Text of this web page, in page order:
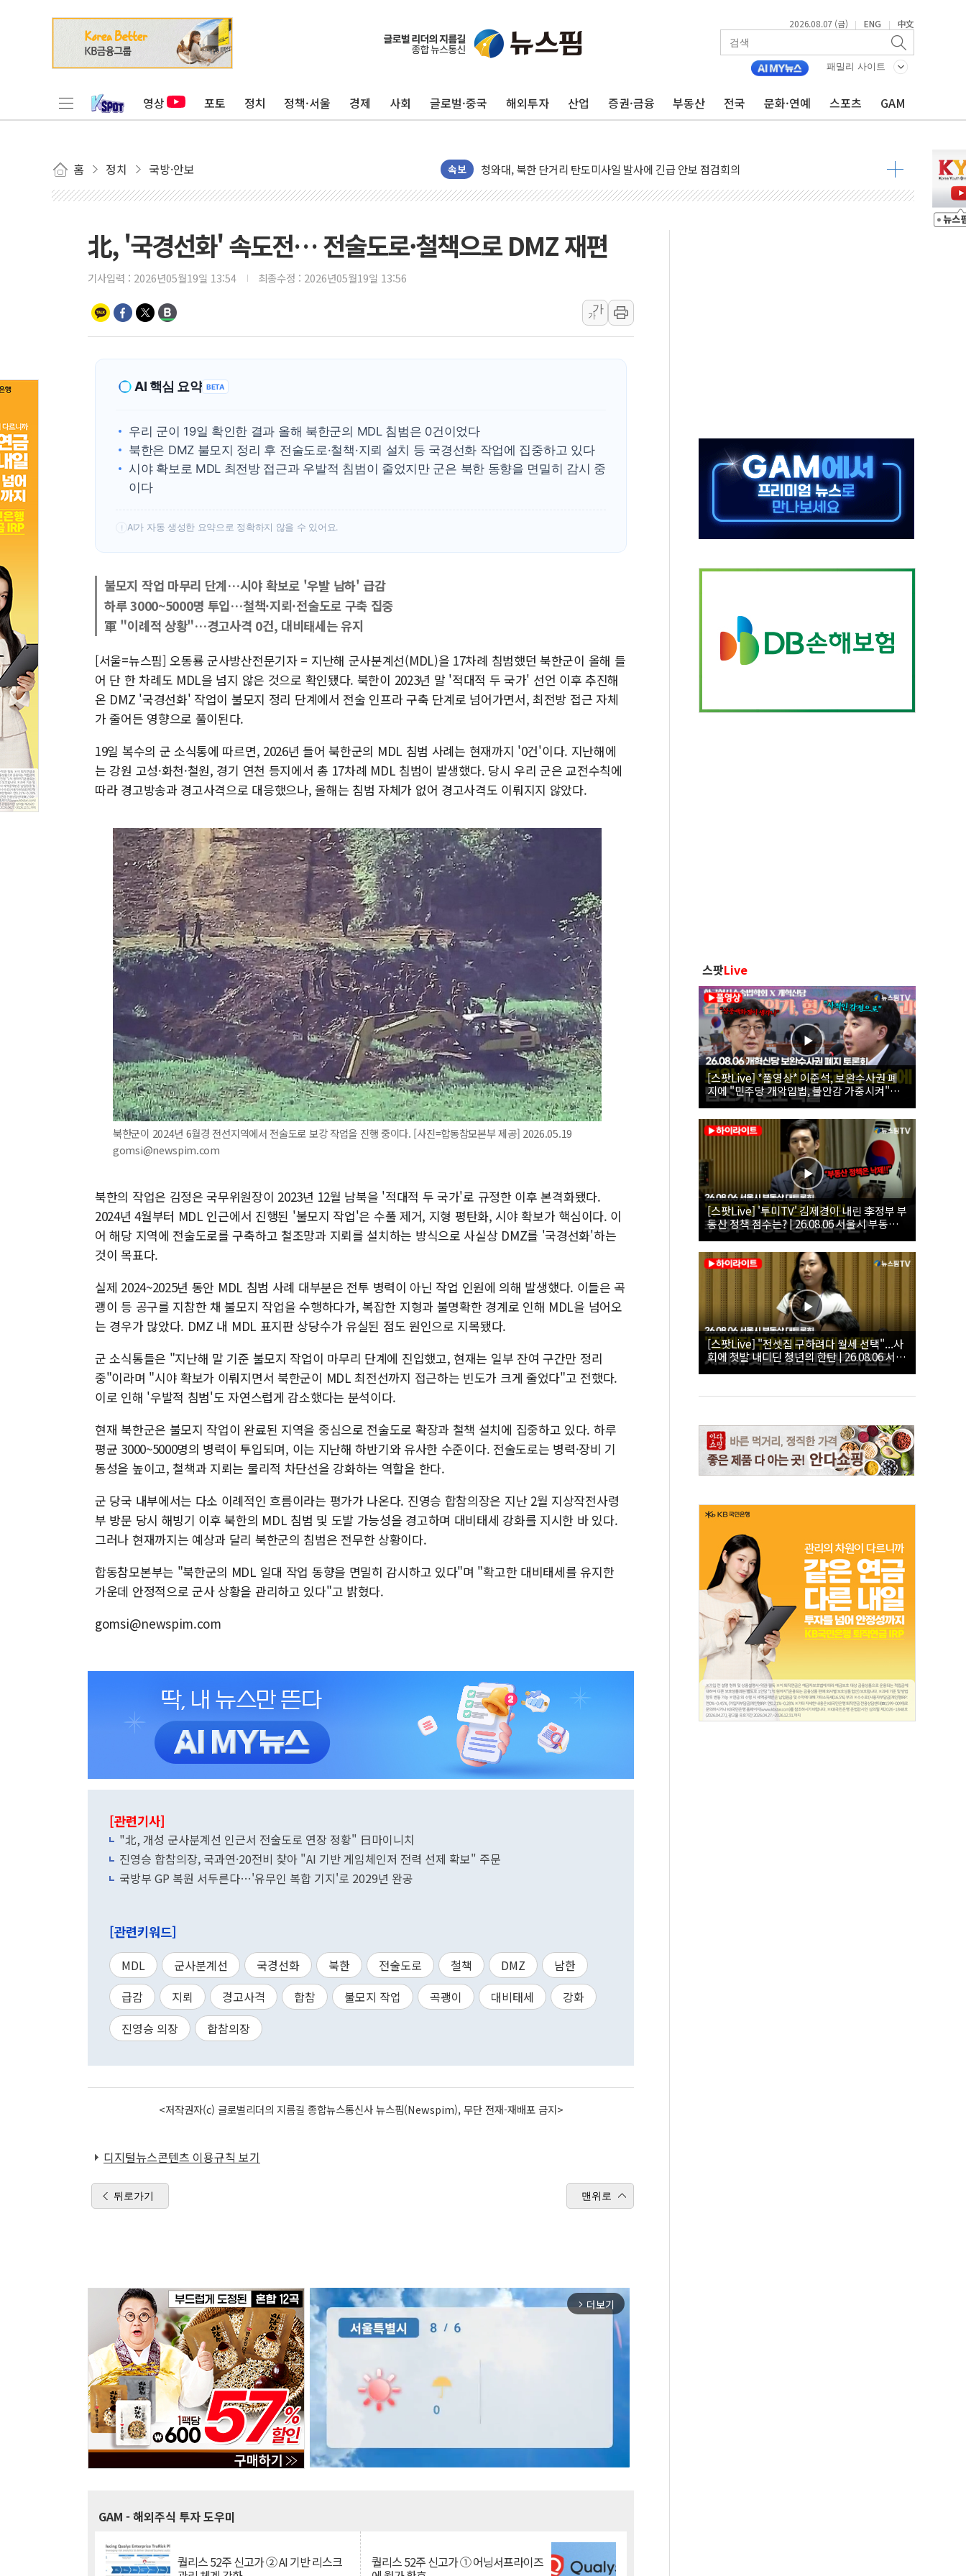
2026.08.07 (금) | ENG | 中文
패밀리 사이트
영상 포토 정치 정책·서울 경제 사회 글로벌·중국 해외투자 산업 증권·금융 부동산 전국 문화·연예 스포츠 GAM
홈 정치 국방·안보 속보
리투아니아 국방 "러, 우크라 드론으로 나토 회원국 공격 검토… 거짓 깃발 작전"
구광모, 내주 실리콘밸리서 젠슨 황 재회…로봇·AI 데이터센터·모빌리티 구체화
김정관 장관 "영업이익 N% 성과급 반대…상법·자본시장법 개정 논의"
뉴욕증시 프리뷰, 미 주가선물 AI주 차익실현 속 혼조세...웨스턴디지털·샌디스크↓
금값 7주 만에 최고…美 고용 둔화·호르무즈 재개방 기대에 강세
[인도증시] 중동 긴장 완화에 실적 호조까지, 상승...호실적 보고 기업 상승세 뚜렷
[베트남 증시] 지수 하락 속 'DGC' 임시 주총 기대감에 홀로 상한가…마진 잔액은 사상 최고
'월가의 황제' 다이먼 "금융시장 레버리지 위험수위…숨은 차입이 더 큰 변수"
김정관 산업부 장관 "주 52시간 손봐야, 경쟁상대 中과 비교해야"
해군 1함대 창설 80주년…지역과 함께하는 '선봉'의 대민 봉사
[3보] 북, 원산서 동해로 단거리 탄도미사일 1발 발사… 올해 10번째·42일 만 도발
우크라 드론 전술, 중남미 콜롬비아에 새 안보 위기… 반군·마약카르텔이 습득해 전투 활용
해군과 함께하는 '불금전파, 송정' 시즌2
北, '국경선화' 속도전… 전술도로·철책으로 DMZ 재편
기사입력 : 2026년05월19일 13:54 최종수정 : 2026년05월19일 13:56
가
가
AI 핵심 요약 BETA
우리 군이 19일 확인한 결과 올해 북한군의 MDL 침범은 0건이었다
북한은 DMZ 불모지 정리 후 전술도로·철책·지뢰 설치 등 국경선화 작업에 집중하고 있다
시야 확보로 MDL 최전방 접근과 우발적 침범이 줄었지만 군은 북한 동향을 면밀히 감시 중
이다
! AI가 자동 생성한 요약으로 정확하지 않을 수 있어요.
불모지 작업 마무리 단계…시야 확보로 '우발 남하' 급감
하루 3000~5000명 투입…철책·지뢰·전술도로 구축 집중
軍 "이례적 상황"…경고사격 0건, 대비태세는 유지
[서울=뉴스핌] 오동룡 군사방산전문기자 = 지난해 군사분계선(MDL)을 17차례 침범했던 북한군이 올해 들
어 단 한 차례도 MDL을 넘지 않은 것으로 확인됐다. 북한이 2023년 말 '적대적 두 국가' 선언 이후 추진해
온 DMZ '국경선화' 작업이 불모지 정리 단계에서 전술 인프라 구축 단계로 넘어가면서, 최전방 접근 자체
가 줄어든 영향으로 풀이된다.
19일 복수의 군 소식통에 따르면, 2026년 들어 북한군의 MDL 침범 사례는 현재까지 '0건'이다. 지난해에
는 강원 고성·화천·철원, 경기 연천 등지에서 총 17차례 MDL 침범이 발생했다. 당시 우리 군은 교전수칙에
따라 경고방송과 경고사격으로 대응했으나, 올해는 침범 자체가 없어 경고사격도 이뤄지지 않았다.
북한군이 2024년 6월경 전선지역에서 전술도로 보강 작업을 진행 중이다. [사진=합동참모본부 제공] 2026.05.19
gomsi@newspim.com
북한의 작업은 김정은 국무위원장이 2023년 12월 남북을 '적대적 두 국가'로 규정한 이후 본격화됐다.
2024년 4월부터 MDL 인근에서 진행된 '불모지 작업'은 수풀 제거, 지형 평탄화, 시야 확보가 핵심이다. 이
어 해당 지역에 전술도로를 구축하고 철조망과 지뢰를 설치하는 방식으로 사실상 DMZ를 '국경선화'하는
것이 목표다.
실제 2024~2025년 동안 MDL 침범 사례 대부분은 전투 병력이 아닌 작업 인원에 의해 발생했다. 이들은 곡
괭이 등 공구를 지참한 채 불모지 작업을 수행하다가, 복잡한 지형과 불명확한 경계로 인해 MDL을 넘어오
는 경우가 많았다. DMZ 내 MDL 표지판 상당수가 유실된 점도 원인으로 지목됐다.
군 소식통들은 "지난해 말 기준 불모지 작업이 마무리 단계에 진입했고, 현재는 일부 잔여 구간만 정리
중"이라며 "시야 확보가 이뤄지면서 북한군이 MDL 최전선까지 접근하는 빈도가 크게 줄었다"고 전했다.
이로 인해 '우발적 침범'도 자연스럽게 감소했다는 분석이다.
현재 북한군은 불모지 작업이 완료된 지역을 중심으로 전술도로 확장과 철책 설치에 집중하고 있다. 하루
평균 3000~5000명의 병력이 투입되며, 이는 지난해 하반기와 유사한 수준이다. 전술도로는 병력·장비 기
동성을 높이고, 철책과 지뢰는 물리적 차단선을 강화하는 역할을 한다.
군 당국 내부에서는 다소 이례적인 흐름이라는 평가가 나온다. 진영승 합참의장은 지난 2월 지상작전사령
부 방문 당시 해빙기 이후 북한의 MDL 침범 및 도발 가능성을 경고하며 대비태세 강화를 지시한 바 있다.
그러나 현재까지는 예상과 달리 북한군의 침범은 전무한 상황이다.
합동참모본부는 "북한군의 MDL 일대 작업 동향을 면밀히 감시하고 있다"며 "확고한 대비태세를 유지한
가운데 안정적으로 군사 상황을 관리하고 있다"고 밝혔다.
gomsi@newspim.com
[관련기사]
"北, 개성 군사분계선 인근서 전술도로 연장 정황" 日마이니치
진영승 합참의장, 국과연·20전비 찾아 "AI 기반 게임체인저 전력 선제 확보" 주문
국방부 GP 복원 서두른다…'유무인 복합 기지'로 2029년 완공
[관련키워드]
MDL 군사분계선 국경선화 북한 전술도로 철책 DMZ
남한
급감
지뢰 경고사격 합참 불모지 작업 곡괭이 대비태세
강화
진영승 의장
합참의장
<저작권자(c) 글로벌리더의 지름길 종합뉴스통신사 뉴스핌(Newspim), 무단 전재-재배포 금지>
디지털뉴스콘텐츠 이용규칙 보기
뒤로가기 맨위로
arrow_forward_ios 더보기
GAM - 해외주식 투자 도우미
퀄리스 52주 신고가 ② AI 기반 리스크 퀄리스 52주 신고가 ① 어닝서프라이즈
스팟Live
[스팟Live] *풀영상* 이준석, 보완수사권 폐
지에 "민주당 개악입법, 불안감 가중시켜"｜
26.08.06 개혁신당 보완수사권 폐지 토론회
[스팟Live] '투미TV' 김제경이 내린 李정부 부
동산 정책 점수는? | 26.08.06 서울시 부동산
대토론회
[스팟Live] "전셋집 구하려다 월세 선택"...사
회에 첫발 내디딘 청년의 한탄 | 26.08.06 서울
시 부동산 대토론회